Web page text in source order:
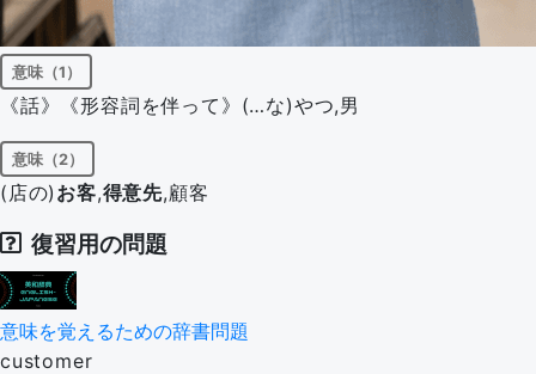
意味（1）
《話》《形容詞を伴って》(…な)やつ,男
意味（2）
(店の) お客,得意先,顧客
復習用の問題
意味を覚えるための辞書問題
customer